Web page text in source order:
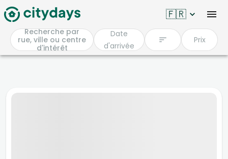
🇫🇷
Recherche par
rue, ville ou centre
d'intérêt
Date
d'arrivée
Prix